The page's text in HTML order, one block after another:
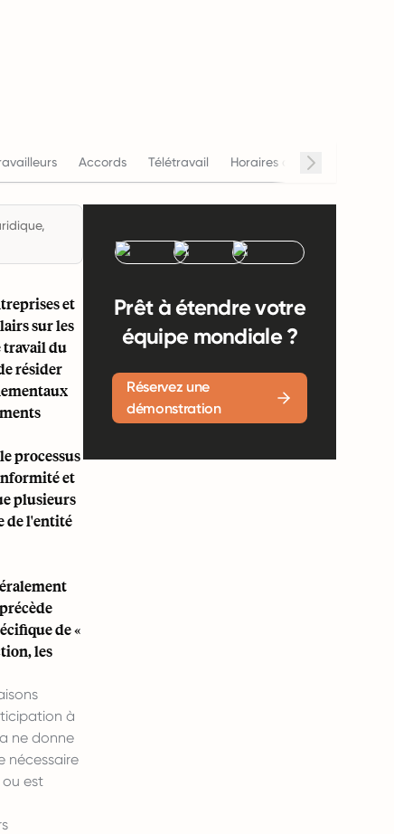
Accords Télétravail Horaires de travail
et
sur les
travail du
résider
processus
et
plusieurs
de l'entité
de «
les
à
ne donne
nécessaire
est
Prêt à étendre votre
équipe mondiale ?
Réservez une
démonstration